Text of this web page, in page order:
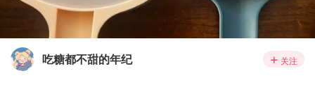
吃糖都不甜的年纪 关注